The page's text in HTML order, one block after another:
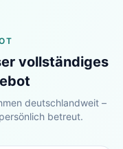
für Ihr
auf einen
Seite
vollständiges
deutschlandweit –
betreut.